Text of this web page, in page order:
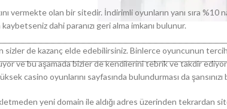
vermekte olan bir sitedir. İndirimli oyunların yanı sıra %10
dahi paranızı geri alma imkanı bulunur.
de kazanç elde edebilirsiniz. Binlerce oyuncunun
ve bu aşamada bizler de kendilerini tebrik ve takdir
casino oyunlarını sayfasında bulundurması da
yeni domain ile aldığı adres üzerinden tekrardan